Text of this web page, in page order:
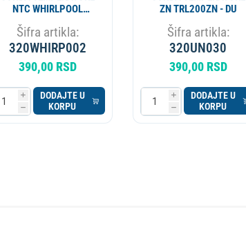
NTC WHIRLPOOL
IG4819 TRL200WH
159LG03
Šifra artikla:
320WHIRP002
390,00 RSD
i
h
DODAJTE U
KORPU
ZN TRL200ZN - DU
Šifra artikla:
320UN030
390,00 RSD
i
h
DODAJTE U
KORPU